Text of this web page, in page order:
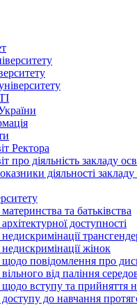
Ректора
про діяльність закладу
діяльності
та батьківства
доступності
жінок
щодо повідомлення про
від паління
вступу та прийняття
до навчання